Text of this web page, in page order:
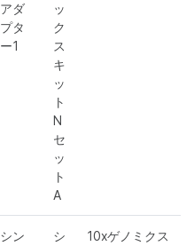
アダ
プタ
ー1
ッ
ク
ス
キ
ッ
ト
N
セ
ッ
ト
A
シン
シ
10xゲノミクス